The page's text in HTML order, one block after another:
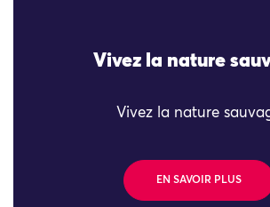
Vivez la nature
Vivez la nature
EN SAVOIR PLUS